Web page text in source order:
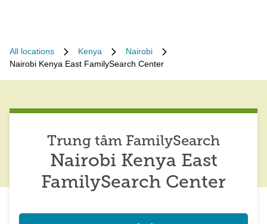
All locations Kenya
Nairobi
Nairobi Kenya East FamilySearch Center
Trung tâm FamilySearch
Nairobi Kenya East
FamilySearch Center